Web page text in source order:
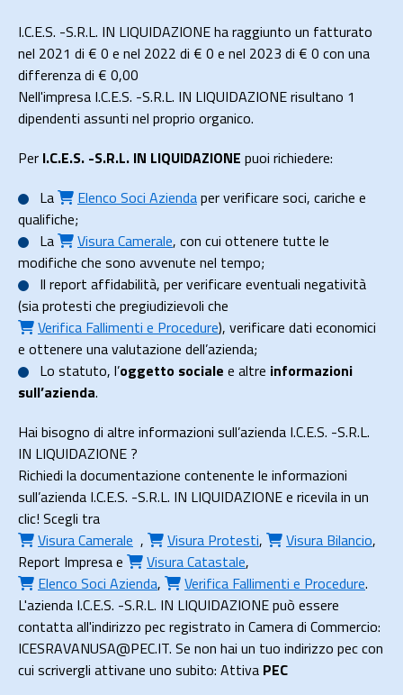
I.C.E.S. -S.R.L. IN LIQUIDAZIONE ha raggiunto un fatturato
nel 2021 di € 0 e nel 2022 di € 0 e nel 2023 di € 0 con una
differenza di € 0,00
Nell'impresa I.C.E.S. -S.R.L. IN LIQUIDAZIONE risultano 1
dipendenti assunti nel proprio organico.
Per I.C.E.S. -S.R.L. IN LIQUIDAZIONE puoi richiedere:
La
Elenco Soci Aziendaper verificare soci, cariche e
qualifiche;
La
Visura Camerale, con cui ottenere tutte le
modifiche che sono avvenute nel tempo;
Il report affidabilità, per verificare eventuali negatività
(sia protesti che pregiudizievoli che
Verifica Fallimenti e Procedure), verificare dati economici
e ottenere una valutazione dell’azienda;
Lo statuto, l’oggetto sociale e altre informazioni
sull’azienda.
Hai bisogno di altre informazioni sull’azienda I.C.E.S. -S.R.L.
IN LIQUIDAZIONE ?
Richiedi la documentazione contenente le informazioni
sull’azienda I.C.E.S. -S.R.L. IN LIQUIDAZIONE e ricevila in un
clic! Scegli tra
Visura Camerale , Visura Protesti, Visura Bilancio,
Report Impresae Visura Catastale,
Elenco Soci Azienda, Verifica Fallimenti e Procedure.
L'azienda I.C.E.S. -S.R.L. IN LIQUIDAZIONE può essere
contatta all'indirizzo pec registrato in Camera di Commercio:
ICESRAVANUSA@PEC.IT. Se non hai un tuo indirizzo pec con
cui scrivergli attivane uno subito: Attiva PEC